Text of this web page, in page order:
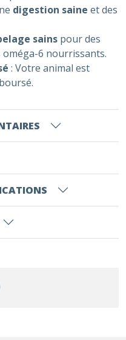
digestion saine et des
sains pour des
oméga-6 nourrissants.
: Votre animal est